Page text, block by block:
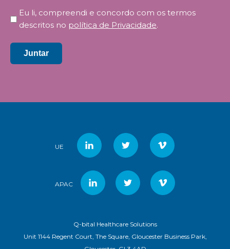
Privacidade *
Eu li, compreendi e concordo com os termos
descritos no política de Privacidade.
Juntar
UE
APAC
Q-bital Healthcare Solutions
Unit 1144 Regent Court, The Square, Gloucester Business Park,